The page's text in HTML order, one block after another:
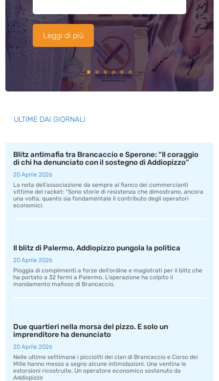
Leggi di più
ULTIME DAI GIORNALI
Blitz antimafia tra Brancaccio e Sperone: “Il coraggio
di chi ha denunciato con il sostegno di Addiopizzo”
20 Aprile 2026
La nota dell’associazione da sempre al fianco dei commercianti
vittime del racket: “Sono storie di resistenza che dimostrano, ancora
una volta, quanto sia fondamentale il contributo degli operatori
economici.
Il blitz di Palermo, Addiopizzo pungola la politica
20 Aprile 2026
Pioggia di complimenti a forze dell’ordine e magistrati per il blitz che
ha portato a 32 fermi a Palermo. L’operazione ha colpito il
mandamento mafioso di Brancaccio.
Due quartieri nella morsa del pizzo. E solo un
imprenditore ha denunciato
20 Aprile 2026
Nelle ultime settimane i picciotti dei clan di Brancaccio e Corso dei
Mille hanno messo a segno alcune intimidazioni. Una ventina le
estorsioni ricostruite. Un operatore economico sostenuto da
Addiopizzo